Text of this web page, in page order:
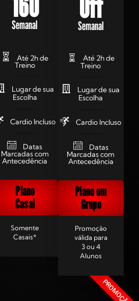
Semanal
Até 2h de
Treino
Lugar de sua
Escolha
Cardio Incluso
Datas
Marcadas com
Antecedência
Plano
Casal
Somente
Casais*
Off
Semanal
Até 2h de
Treino
Lugar de sua
Escolha
Cardio Incluso
Datas
Marcadas com
Antecedência
Plano em
Grupo
Promoção
válida para
3 ou 4
Alunos
PROMOÇÃO